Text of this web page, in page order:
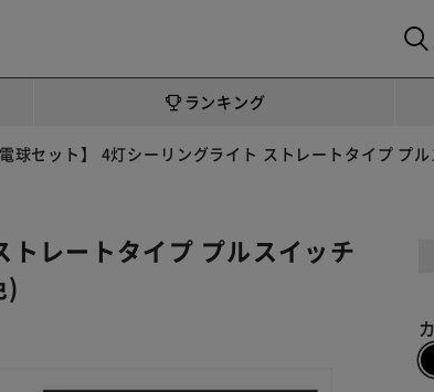
ランキング
電球セット】 4灯シーリングライト ストレートタイプ プ
トレートタイプ プルスイッチ
)